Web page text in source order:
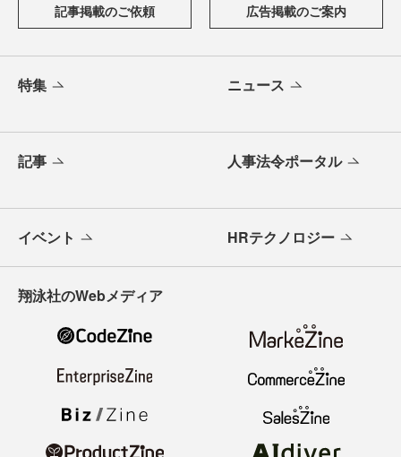
記事掲載のご依頼 広告掲載のご案内
特集 ニュース
記事 人事法令ポータル
イベント HRテクノロジー
翔泳社のWebメディア